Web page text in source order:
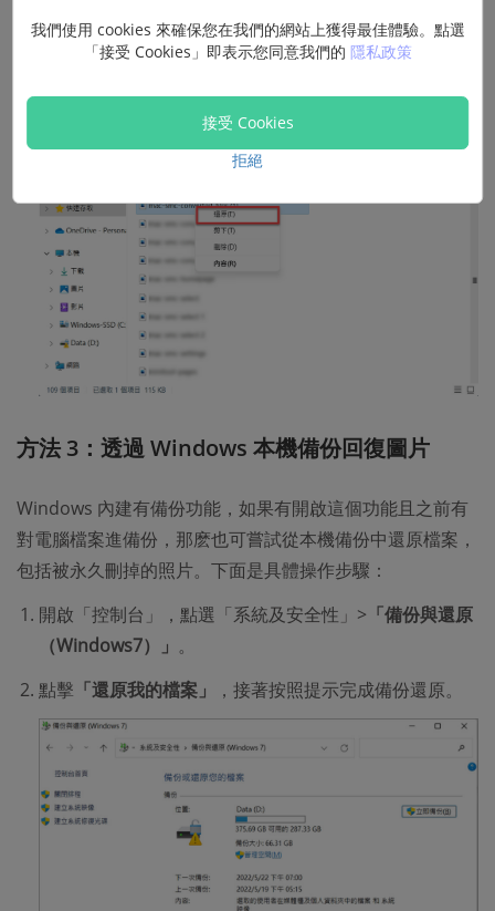
要還原的照片。
右鍵點選待救援圖片，點擊「還原」即可將其恢復至原
始位置。
方法 3：透過 Windows 本機備份回復圖片
Windows 內建有備份功能，如果有開啟這個功能且之前有
對電腦檔案進備份，那麽也可嘗試從本機備份中還原檔案，
包括被永久刪掉的照片。下面是具體操作步驟：
開啟「控制台」，點選「系統及安全性」> 「備份與還原
（Windows7）」 。
點擊 「還原我的檔案」 ，接著按照提示完成備份還原。
我們使用 cookies 來確保您在我們的網站上獲得最佳體驗。點選
「接受 Cookies」即表示您同意我們的 隱私政策
接受 Cookies
拒絕